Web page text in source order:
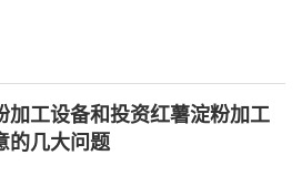
加工设备和投资红薯淀粉加工
的几大问题